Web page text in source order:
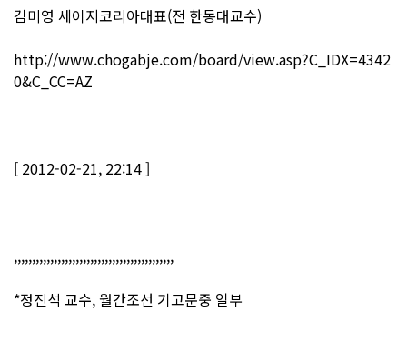
김미영 세이지코리아대표(전 한동대교수)
http://www.chogabje.com/board/view.asp?C_IDX=4342
0&C_CC=AZ
[ 2012-02-21, 22:14 ]
,,,,,,,,,,,,,,,,,,,,,,,,,,,,,,,,,,,,,,,,,,,,
*정진석 교수, 월간조선 기고문중 일부